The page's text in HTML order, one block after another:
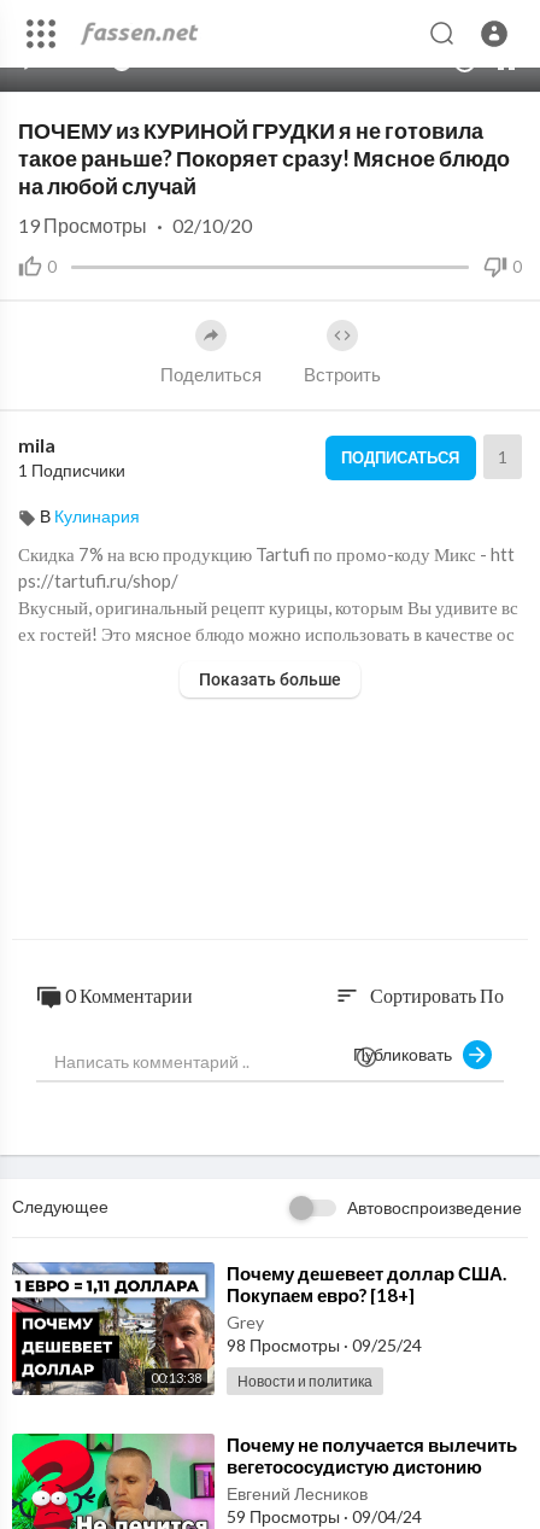
ПОЧЕМУ из КУРИНОЙ ГРУДКИ я не готовила
такое раньше? Покоряет сразу! Мясное блюдо
на любой случай
0 0
19 Просмотры · 02/10/20
Поделиться Встроить
mila
1 Подписчики
ПОДПИСАТЬСЯ 1
В Кулинария
Скидка 7% на всю продукцию Tartufi по промо-коду Микс - htt
ps://tartufi.ru/shop/
Вкусный, оригинальный рецепт курицы, которым Вы удивите вс
ех гостей! Это мясное блюдо можно использовать в качестве ос
ной закуски. Очень рекомендую приготовить так куриные грудк
Показать больше
0 Комментарии sort Сортировать По
Публиковать
Следующее Автовоспроизведение
00:13:38
⁣Почему дешевеет доллар США.
Покупаем евро? [18+]
Grey
98 Просмотры · 09/25/24
Новости и политика
⁣Почему не получается вылечить
вегетососудистую дистонию
(ВСД) и невроз.
Евгений Лесников
59 Просмотры · 09/04/24